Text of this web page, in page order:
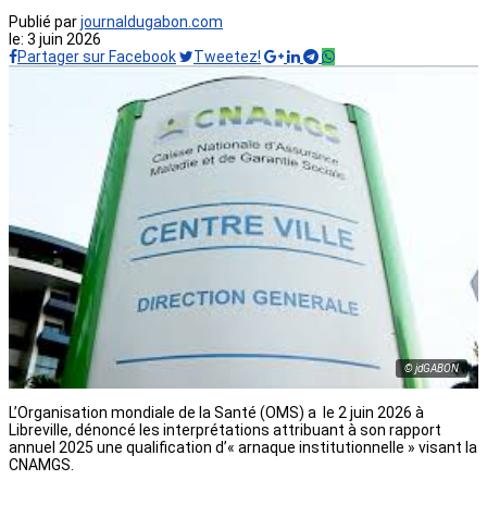
Publié parjournaldugabon.com
le: 3 juin 2026
Partager sur Facebook
Tweetez!
© jdGABON
L’Organisation mondiale de la Santé (OMS) a le 2 juin 2026 à
Libreville, dénoncé les interprétations attribuant à son rapport
annuel 2025 une qualification d’« arnaque institutionnelle » visant la
CNAMGS.